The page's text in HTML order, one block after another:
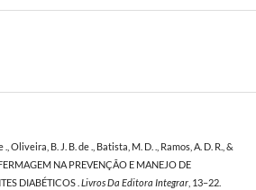
., Oliveira, B. J. B. de ., Batista, M. D. ., Ramos, A. D. R., &
NA PREVENÇÃO E MANEJO DE
DIABÉTICOS . Livros Da Editora Integrar, 13–22.